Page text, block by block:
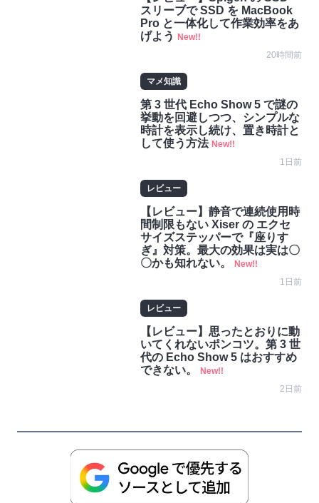
スリーブで SSD を MacBook
Pro と一体化して作業効率をあ
げよう New!!
20時間前
マメ知識
第 3 世代 Echo Show 5 で謎の
挙動を回避しつつ、シンプルな
時計を表示し続け、置き時計と
して使う方法 New!!
1日前
レビュー
【レビュー】静音で連続使用時
間制限もない Xiser の エクセ
サイズステッパーで『座りす
ぎ』対策。最大の効果は実は〇
〇かも知れない。
New!!
1日前
レビュー
【レビュー】思ったとおりに動
いてくれないポンコツ。第 3 世
代の Echo Show 5 はおすすめ
できない。
New!!
2日前